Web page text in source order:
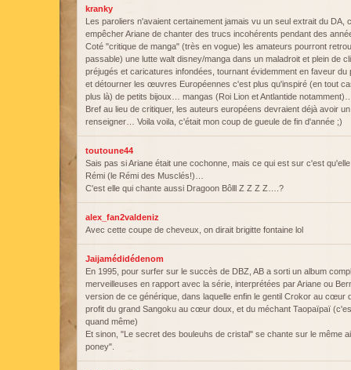
kranky
Les paroliers n'avaient certainement jamais vu un seul extrait du DA,
empêcher Ariane de chanter des trucs incohérents pendant des
Coté "critique de manga" (très en vogue) les amateurs pourront
passable) une lutte walt disney/manga dans un maladroit et plein de
préjugés et caricatures infondées, tournant évidemment en faveur
et détourner les œuvres Européennes c'est plus qu'inspiré (en tout
plus là) de petits bijoux… mangas (Roi Lion et Antlantide
Bref au lieu de critiquer, les auteurs européens devraient déjà avoir
renseigner… Voila voila, c'était mon coup de gueule de fin d'année ;)
toutoune44
Sais pas si Ariane était une cochonne, mais ce qui est sur c'est
Rémi (le Rémi des Musclés!)…
C'est elle qui chante aussi Dragoon Bôlll Z Z Z Z….?
alex_fan2valdeniz
Avec cette coupe de cheveux, on dirait brigitte fontaine lol
Jaijamédidédenom
En 1995, pour surfer sur le succès de DBZ, AB a sorti un album
merveilleuses en rapport avec la série, interprétées par Ariane ou
version de ce générique, dans laquelle enfin le gentil Crokor au cœur
profit du grand Sangoku au cœur doux, et du méchant Taopaïpaï
quand même)
Et sinon, "Le secret des bouleuhs de cristal" se chante sur le même
poney".